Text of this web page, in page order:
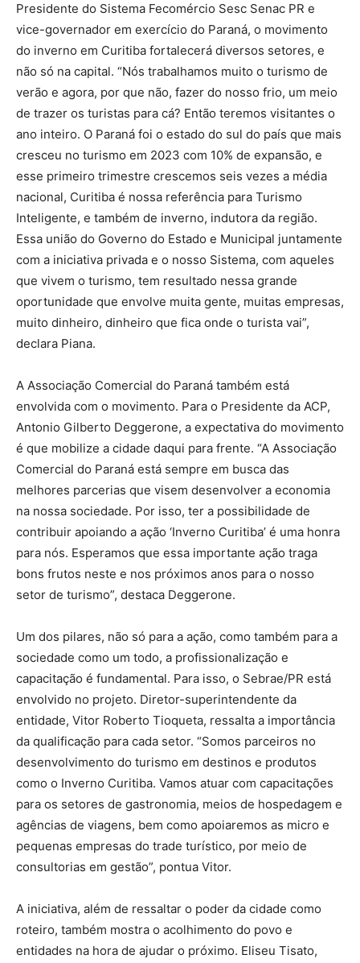
Presidente do Sistema Fecomércio Sesc Senac PR e
vice-governador em exercício do Paraná, o movimento
do inverno em Curitiba fortalecerá diversos setores, e
não só na capital. “Nós trabalhamos muito o turismo de
verão e agora, por que não, fazer do nosso frio, um meio
de trazer os turistas para cá? Então teremos visitantes o
ano inteiro. O Paraná foi o estado do sul do país que mais
cresceu no turismo em 2023 com 10% de expansão, e
esse primeiro trimestre crescemos seis vezes a média
nacional, Curitiba é nossa referência para Turismo
Inteligente, e também de inverno, indutora da região.
Essa união do Governo do Estado e Municipal juntamente
com a iniciativa privada e o nosso Sistema, com aqueles
que vivem o turismo, tem resultado nessa grande
oportunidade que envolve muita gente, muitas empresas,
muito dinheiro, dinheiro que fica onde o turista vai”,
declara Piana.
A Associação Comercial do Paraná também está
envolvida com o movimento. Para o Presidente da ACP,
Antonio Gilberto Deggerone, a expectativa do movimento
é que mobilize a cidade daqui para frente. “A Associação
Comercial do Paraná está sempre em busca das
melhores parcerias que visem desenvolver a economia
na nossa sociedade. Por isso, ter a possibilidade de
contribuir apoiando a ação ‘Inverno Curitiba’ é uma honra
para nós. Esperamos que essa importante ação traga
bons frutos neste e nos próximos anos para o nosso
setor de turismo”, destaca Deggerone.
Um dos pilares, não só para a ação, como também para a
sociedade como um todo, a profissionalização e
capacitação é fundamental. Para isso, o Sebrae/PR está
envolvido no projeto. Diretor-superintendente da
entidade, Vitor Roberto Tioqueta, ressalta a importância
da qualificação para cada setor. “Somos parceiros no
desenvolvimento do turismo em destinos e produtos
como o Inverno Curitiba. Vamos atuar com capacitações
para os setores de gastronomia, meios de hospedagem e
agências de viagens, bem como apoiaremos as micro e
pequenas empresas do trade turístico, por meio de
consultorias em gestão”, pontua Vitor.
A iniciativa, além de ressaltar o poder da cidade como
roteiro, também mostra o acolhimento do povo e
entidades na hora de ajudar o próximo. Eliseu Tisato,